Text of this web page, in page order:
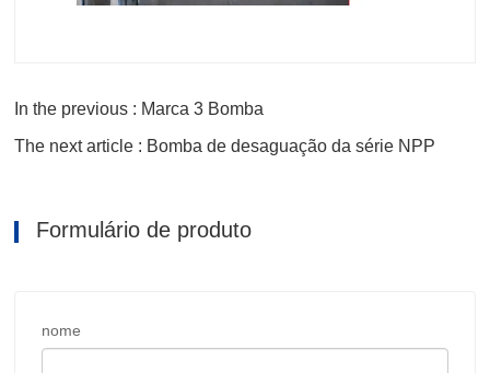
In the previous : Marca 3 Bomba
The next article : Bomba de desaguação da série NPP
Formulário de produto
nome